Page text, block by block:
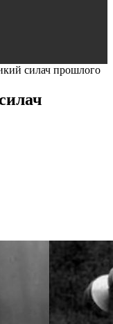
силач прошлого